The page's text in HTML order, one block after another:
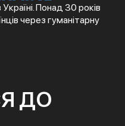
Понад 30 років
через гуманітарну
ДО